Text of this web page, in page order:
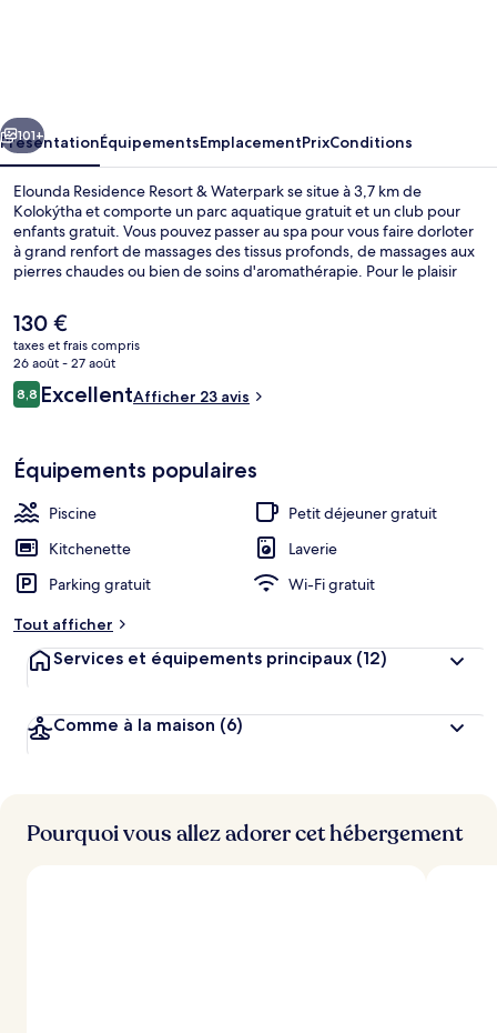
Waterpark
Suivant
101+
PrésentationÉquipementsEmplacementPrixConditions
Elounda Residence Resort & Waterpark se situe à 3,7 km de
Kolokýtha et comporte un parc aquatique gratuit et un club pour
enfants gratuit. Vous pouvez passer au spa pour vous faire dorloter
à grand renfort de massages des tissus profonds, de massages aux
pierres chaudes ou bien de soins d'aromathérapie. Pour le plaisir
restaurants, sert des spécialités Cuisine internationale et est ouvert
pour le petit déjeuner, le déjeuner et le dîner. Sur place, 4 piscines
extérieures et 2 bars en bord de piscine sont la garantie d'agréables
moments. Parmi les petits plus sympas offerts par les appartements,
on trouve par exemple une cheminée et une kitchenette.
Le
prix
actuel
est
de
130 €
taxes et frais compris
26 août - 27 août
Avis
voyageurs
8,88,8 sur 10
ExcellentAfficher 23 avis
Équipements populaires
Piscine
Petit déjeuner gratuit
Kitchenette
Laverie
Parking gratuit
Wi-Fi gratuit
Tout afficher
Services et équipements principaux (12)
Comme à la maison (6)
Pourquoi vous allez adorer cet hébergement